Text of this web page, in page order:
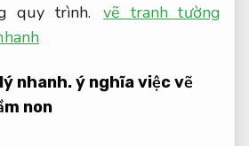
quy trình.
vẽ tranh tường
nhanh.ý nghĩa việc vẽ
non